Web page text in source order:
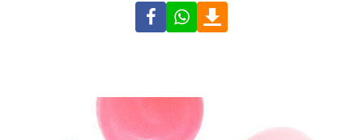
FacebookWhatsApp